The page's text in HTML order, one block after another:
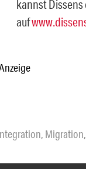
kannst
auf
, Migration,